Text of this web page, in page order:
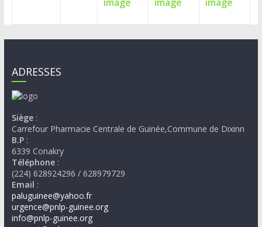
ADRESSES
Siège :
Carrefour Pharmacie Centrale de Guinée,Commune de Dixinn
B.P:
6339 Conakry
Téléphone:
(224) 628924296 / 628979729
Email :
paluguinee@yahoo.fr
urgence@pnlp-guinee.org
info@pnlp-guinee.org